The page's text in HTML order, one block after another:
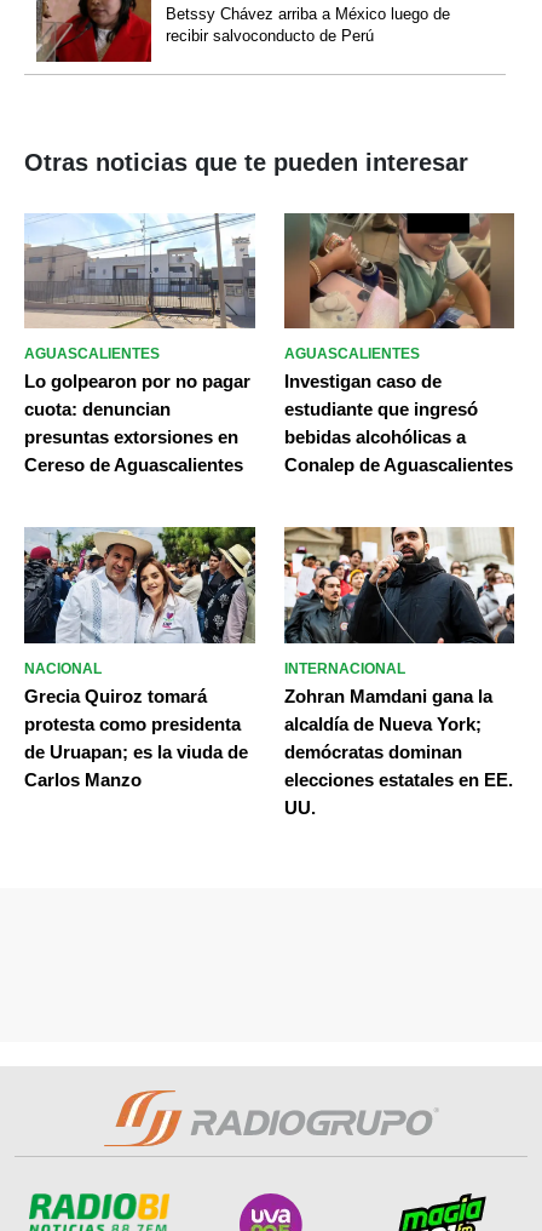
Betssy Chávez arriba a México luego de
recibir salvoconducto de Perú
Otras noticias que te pueden interesar
AGUASCALIENTES
Lo golpearon por no pagar
cuota: denuncian
presuntas extorsiones en
Cereso de Aguascalientes
AGUASCALIENTES
Investigan caso de
estudiante que ingresó
bebidas alcohólicas a
Conalep de Aguascalientes
NACIONAL
Grecia Quiroz tomará
protesta como presidenta
de Uruapan; es la viuda de
Carlos Manzo
INTERNACIONAL
Zohran Mamdani gana la
alcaldía de Nueva York;
demócratas dominan
elecciones estatales en EE.
UU.